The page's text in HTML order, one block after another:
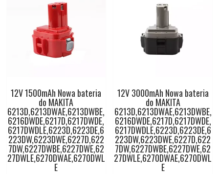
12V 1500mAh Nowa bateria
do MAKITA
6213D,6213DWAE,6213DWBE,
6216DWDE,6217D,6217DWDE,
6217DWDLE,6223D,6223DE,6
223DW,6223DWE,6227D,622
7DW,6227DWBE,6227DWE,62
27DWLE,6270DWAE,6270DWL
E
12V 3000mAh Nowa bateria
do MAKITA
6213D,6213DWAE,6213DWBE,
6216DWDE,6217D,6217DWDE,
6217DWDLE,6223D,6223DE,6
223DW,6223DWE,6227D,622
7DW,6227DWBE,6227DWE,62
27DWLE,6270DWAE,6270DWL
E